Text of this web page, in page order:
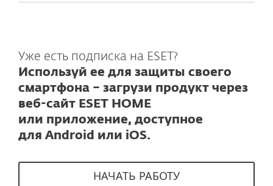
Уже есть подписка на ESET?
Используй ее для защиты своего
смартфона – загрузи продукт через
веб-сайт ESET HOME
или приложение, доступное
для Android или iOS.
НАЧАТЬ РАБОТУ